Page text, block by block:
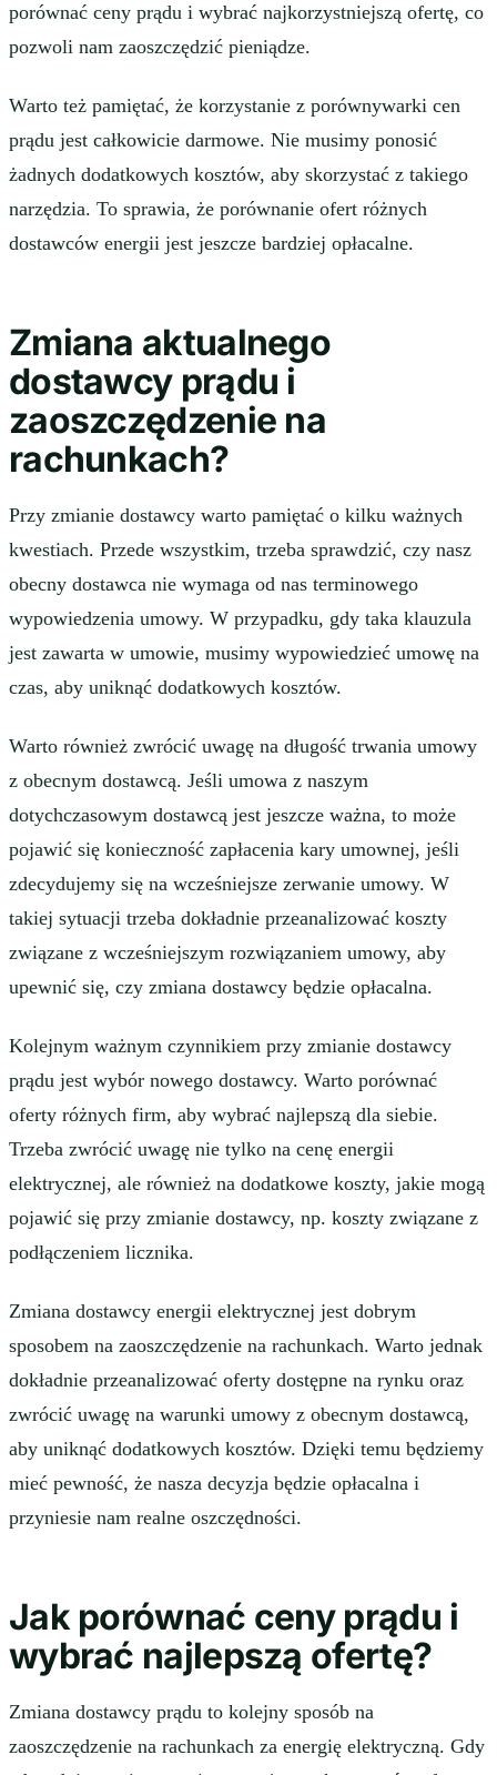
porównać ceny prądu i wybrać najkorzystniejszą ofertę, co
pozwoli nam zaoszczędzić pieniądze.
Warto też pamiętać, że korzystanie z porównywarki cen
prądu jest całkowicie darmowe. Nie musimy ponosić
żadnych dodatkowych kosztów, aby skorzystać z takiego
narzędzia. To sprawia, że porównanie ofert różnych
dostawców energii jest jeszcze bardziej opłacalne.
Zmiana aktualnego
dostawcy prądu i
zaoszczędzenie na
rachunkach?
Przy zmianie dostawcy warto pamiętać o kilku ważnych
kwestiach. Przede wszystkim, trzeba sprawdzić, czy nasz
obecny dostawca nie wymaga od nas terminowego
wypowiedzenia umowy. W przypadku, gdy taka klauzula
jest zawarta w umowie, musimy wypowiedzieć umowę na
czas, aby uniknąć dodatkowych kosztów.
Warto również zwrócić uwagę na długość trwania umowy
z obecnym dostawcą. Jeśli umowa z naszym
dotychczasowym dostawcą jest jeszcze ważna, to może
pojawić się konieczność zapłacenia kary umownej, jeśli
zdecydujemy się na wcześniejsze zerwanie umowy. W
takiej sytuacji trzeba dokładnie przeanalizować koszty
związane z wcześniejszym rozwiązaniem umowy, aby
upewnić się, czy zmiana dostawcy będzie opłacalna.
Kolejnym ważnym czynnikiem przy zmianie dostawcy
prądu jest wybór nowego dostawcy. Warto porównać
oferty różnych firm, aby wybrać najlepszą dla siebie.
Trzeba zwrócić uwagę nie tylko na cenę energii
elektrycznej, ale również na dodatkowe koszty, jakie mogą
pojawić się przy zmianie dostawcy, np. koszty związane z
podłączeniem licznika.
Zmiana dostawcy energii elektrycznej jest dobrym
sposobem na zaoszczędzenie na rachunkach. Warto jednak
dokładnie przeanalizować oferty dostępne na rynku oraz
zwrócić uwagę na warunki umowy z obecnym dostawcą,
aby uniknąć dodatkowych kosztów. Dzięki temu będziemy
mieć pewność, że nasza decyzja będzie opłacalna i
przyniesie nam realne oszczędności.
Jak porównać ceny prądu i
wybrać najlepszą ofertę?
Zmiana dostawcy prądu to kolejny sposób na
zaoszczędzenie na rachunkach za energię elektryczną. Gdy